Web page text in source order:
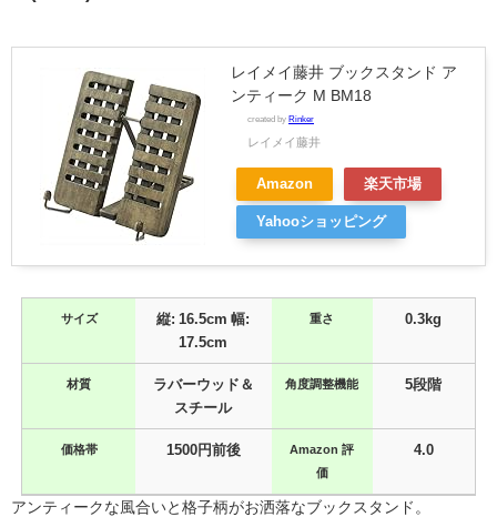
レイメイ藤井 ブックスタンド ア
ンティーク M BM18
created by Rinker
レイメイ藤井
Amazon 楽天市場
Yahooショッピング
サイズ
縦: 16.5cm 幅:
17.5cm
重さ 0.3kg
材質
ラバーウッド＆
スチール
角度調整機能 5段階
価格帯 1500円前後
Amazon 評
価
4.0
アンティークな風合いと格子柄がお洒落なブックスタンド。